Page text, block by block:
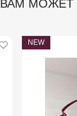
ВАМ МОЖЕТ
NEW